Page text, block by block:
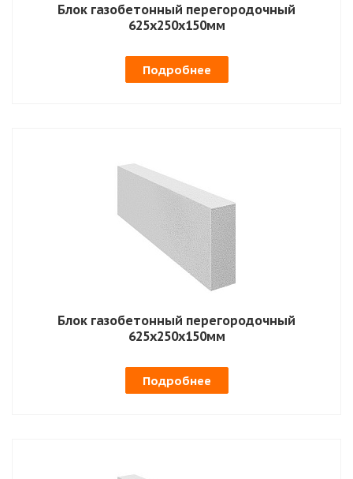
Блок газобетонный перегородочный
625х250х150мм
Подробнее
Блок газобетонный перегородочный
625х250х150мм
Подробнее